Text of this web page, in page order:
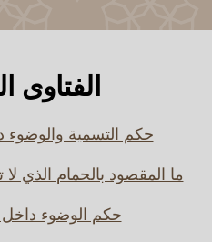
الفتاوى
حكم التسمية والوضوء
ما المقصود بالحمام الذي
حكم الوضوء داخل